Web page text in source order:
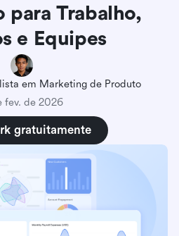
para Trabalho,
e Equipes
em Marketing de Produto
fev. de 2026
gratuitamente